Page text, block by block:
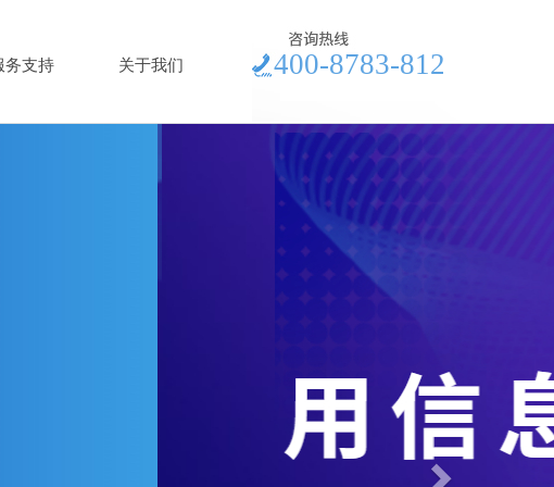
务支持 关于我们 400-8783-812